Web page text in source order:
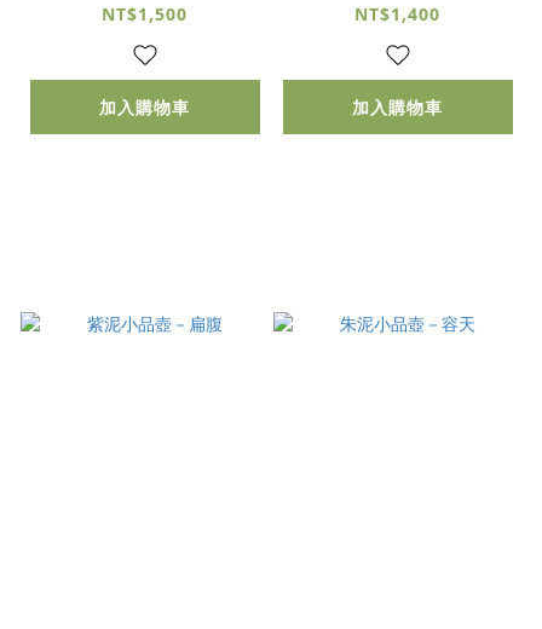
NT$1,500
加入購物車
NT$1,400
加入購物車